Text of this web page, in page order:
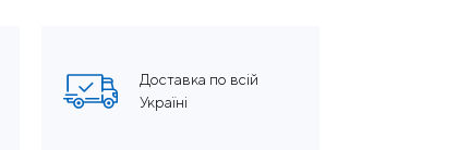
Доставка по всій
Україні